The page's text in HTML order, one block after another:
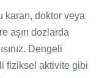
kararı, doktor veya
aşırı dozlarda
Dengeli
fiziksel aktivite gibi